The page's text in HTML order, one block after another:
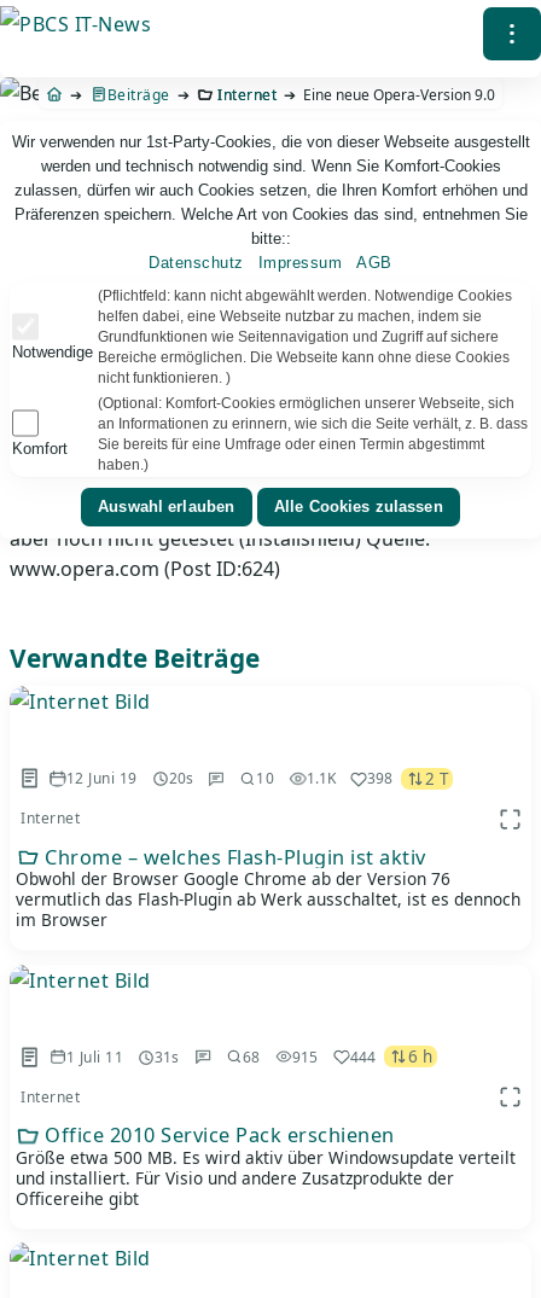
Direkt
Inhalt
⁝
Beiträge Internet Eine neue Opera-Version 9.0
PBCS IT-News – IT. Web. Einfach. Webdesign, Analyse & Beratung
Eine neue Opera-Version 9.0
steht beim Hersteller zum kostenlosen Download bereit.
Zahlreiche Neue Features und Bugfixes, insbesonde
Verbesserung der Kompatibilität/Darstellung
implementiert. Auch eine deutsche Version steht zum
Download bereit. Unattended Installation ist möglich
aber noch nicht getestet (Installshield) Quelle:
www.opera.com (Post ID:624)
Verwandte Beiträge
12 Juni 19 20s 10 1.1K 398 2 T
Internet
Chrome – welches Flash-Plugin ist aktiv
Obwohl der Browser Google Chrome ab der Version 76
vermutlich das Flash-Plugin ab Werk ausschaltet, ist es dennoch
im Browser
1 Juli 11 31s 68 915 444 6 h
Internet
Office 2010 Service Pack erschienen
Größe etwa 500 MB. Es wird aktiv über Windowsupdate verteilt
und installiert. Für Visio und andere Zusatzprodukte der
Officereihe gibt
Wir verwenden nur 1st-Party-Cookies, die von dieser Webseite ausgestellt
werden und technisch notwendig sind. Wenn Sie Komfort-Cookies
zulassen, dürfen wir auch Cookies setzen, die Ihren Komfort erhöhen und
Präferenzen speichern. Welche Art von Cookies das sind, entnehmen Sie
bitte::
Datenschutz
Impressum AGB
Notwendige
(Pflichtfeld: kann nicht abgewählt werden. Notwendige Cookies
helfen dabei, eine Webseite nutzbar zu machen, indem sie
Grundfunktionen wie Seitennavigation und Zugriff auf sichere
Bereiche ermöglichen. Die Webseite kann ohne diese Cookies
nicht funktionieren. )
Komfort
(Optional: Komfort-Cookies ermöglichen unserer Webseite, sich
an Informationen zu erinnern, wie sich die Seite verhält, z. B. dass
Sie bereits für eine Umfrage oder einen Termin abgestimmt
haben.)